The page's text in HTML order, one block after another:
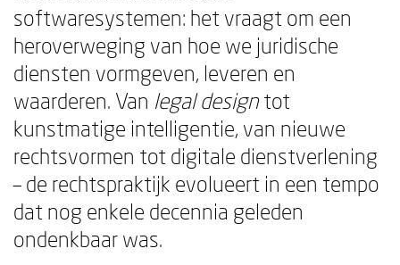
softwaresystemen: het vraagt om een
heroverweging van hoe we juridische
diensten vormgeven, leveren en
waarderen. Van legal designtot
kunstmatige intelligentie, van nieuwe
rechtsvormen tot digitale dienstverlening
– de rechtspraktijk evolueert in een tempo
dat nog enkele decennia geleden
ondenkbaar was.